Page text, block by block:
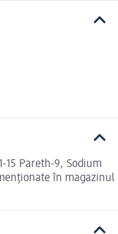
15 Pareth-9, Sodium
în magazinul